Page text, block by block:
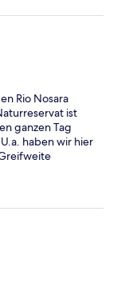
Rio Nosara
ist
ganzen Tag
haben wir hier
ich es
ist teuer,